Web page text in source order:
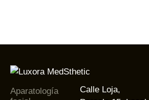
Aparatología
Calle Loja,